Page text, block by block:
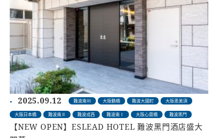
2025.09.12 難波南Ⅲ 大阪鶴橋 難波大國町 大阪恵美須
大阪日本橋 難波南Ⅱ 難波戎西 難波南Ⅰ 大阪心齋橋 難波黑門
【NEW OPEN】ESLEAD HOTEL 難波黑門酒店盛大